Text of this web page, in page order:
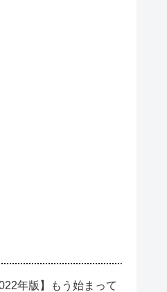
年版】もう始まって